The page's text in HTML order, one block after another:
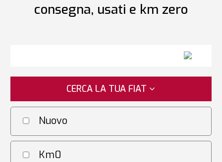
consegna, usati e km zero
CERCA LA TUA FIAT
Nuovo
Km0